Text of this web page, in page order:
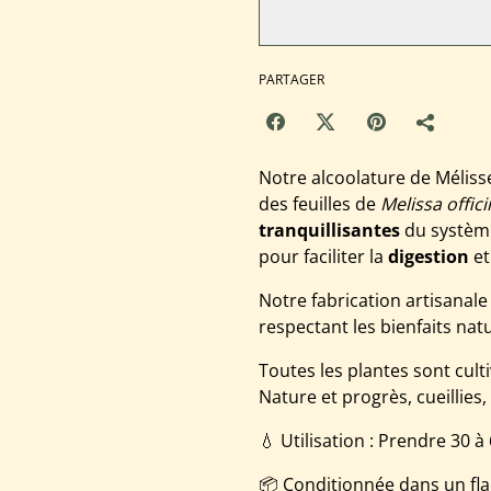
PARTAGER
Notre alcoolature de
des feuilles de Melissa
tranquillisantesdu
pour faciliter la digestion
Notre fabrication
respectant les bienfaits
Toutes les plantes sont
Nature et progrès,
💧 Utilisation : Prendre 30
📦 Conditionnée dans un